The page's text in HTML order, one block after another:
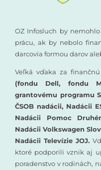
Vzdelávanie
OZ Infosluch by
prácu, ak by nebolo
darcovia formou darov
Veľká vďaka za
(fondu Dell, fondu
grantovému programu
ČSOB nadácii, Nadácii
Nadácii Pomoc
Nadácii Volkswagen
Nadácii Televízie JOJ.
ktoré podporili vznik aj
poradenstvo v rodinách,